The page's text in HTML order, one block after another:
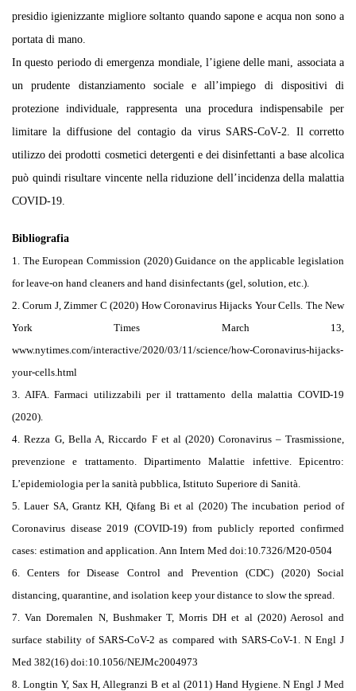
presidio igienizzante migliore soltanto quando sapone e acqua non sono a
portata di mano.
In questo periodo di emergenza mondiale, l’igiene delle mani, associata a
un prudente distanziamento sociale e all’impiego di dispositivi di
protezione individuale, rappresenta una procedura indispensabile per
limitare la diffusione del contagio da virus SARS-CoV-2. Il corretto
utilizzo dei prodotti cosmetici detergenti e dei disinfettanti a base alcolica
può quindi risultare vincente nella riduzione dell’incidenza della malattia
COVID-19.
Bibliografia
1. The European Commission (2020) Guidance on the applicable legislation
for leave-on hand cleaners and hand disinfectants (gel, solution, etc.).
2. Corum J, Zimmer C (2020) How Coronavirus Hijacks Your Cells. The New
York Times March 13,
www.nytimes.com/interactive/2020/03/11/science/how-Coronavirus-hijacks-
your-cells.html
3. AIFA. Farmaci utilizzabili per il trattamento della malattia COVID-19
(2020).
4. Rezza G, Bella A, Riccardo F et al (2020) Coronavirus – Trasmissione,
prevenzione e trattamento. Dipartimento Malattie infettive. Epicentro:
L’epidemiologia per la sanità pubblica, Istituto Superiore di Sanità.
5. Lauer SA, Grantz KH, Qifang Bi et al (2020) The incubation period of
Coronavirus disease 2019 (COVID-19) from publicly reported confirmed
cases: estimation and application. Ann Intern Med doi:10.7326/M20-0504
6. Centers for Disease Control and Prevention (CDC) (2020) Social
distancing, quarantine, and isolation keep your distance to slow the spread.
7. Van Doremalen N, Bushmaker T, Morris DH et al (2020) Aerosol and
surface stability of SARS-CoV-2 as compared with SARS-CoV-1. N Engl J
Med 382(16) doi:10.1056/NEJMc2004973
8. Longtin Y, Sax H, Allegranzi B et al (2011) Hand Hygiene.N Engl J Med